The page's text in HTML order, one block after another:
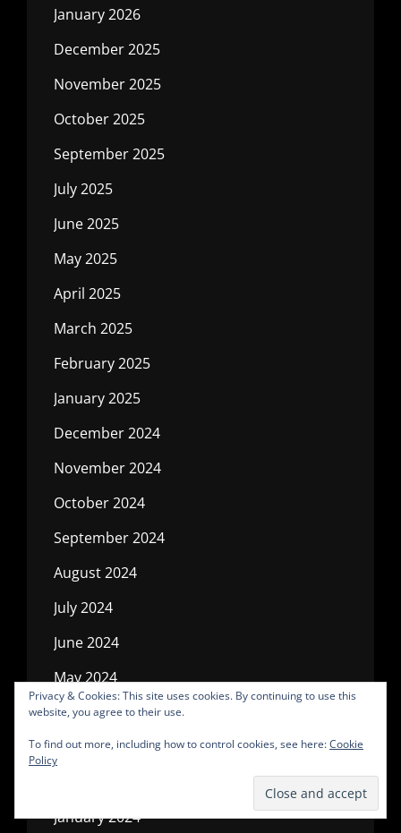
January 2026
December 2025
November 2025
October 2025
September 2025
July 2025
June 2025
May 2025
April 2025
March 2025
February 2025
January 2025
December 2024
November 2024
October 2024
September 2024
August 2024
July 2024
June 2024
May 2024
April 2024
March 2024
January 2024
Privacy & Cookies: This site uses cookies. By continuing to use this
website, you agree to their use.
To find out more, including how to control cookies, see here:Cookie
Policy